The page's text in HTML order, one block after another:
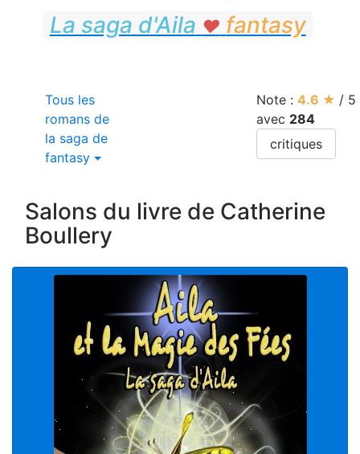
La saga d'Aila ♥ fantasy
Tous les
romans de
la saga de
fantasy
Note : 4.6 ★ / 5
avec 284
critiques
Salons du livre de Catherine
Boullery